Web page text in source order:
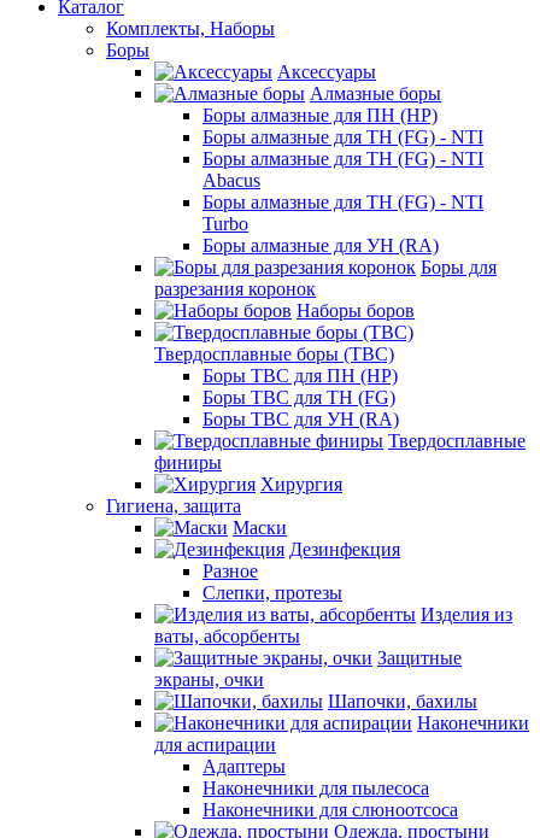
Каталог
Комплекты, Наборы
Боры
Аксессуары
Алмазные боры
Боры алмазные для ПН (HP)
Боры алмазные для ТН (FG) - NTI
Боры алмазные для ТН (FG) - NTI
Abacus
Боры алмазные для ТН (FG) - NTI
Turbo
Боры алмазные для УН (RA)
Боры для
разрезания коронок
Наборы боров
Твердосплавные боры (ТВС)
Боры ТВС для ПН (HP)
Боры ТВС для ТН (FG)
Боры ТВС для УН (RA)
Твердосплавные
финиры
Хирургия
Гигиена, защита
Маски
Дезинфекция
Разное
Слепки, протезы
Изделия из
ваты, абсорбенты
Защитные
экраны, очки
Шапочки, бахилы
Наконечники
для аспирации
Адаптеры
Наконечники для пылесоса
Наконечники для слюноотсоса
Одежда, простыни